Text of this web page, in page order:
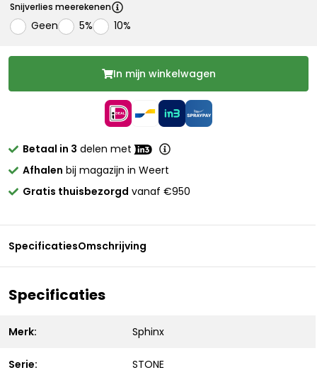
Snijverlies meerekenen
Geen 5% 10%
In mijn winkelwagen
Betaal in 3 delen met
Afhalen bij magazijn in Weert
Gratis thuisbezorgd vanaf €950
SpecificatiesOmschrijving
Specificaties
Merk: Sphinx
Serie: STONE